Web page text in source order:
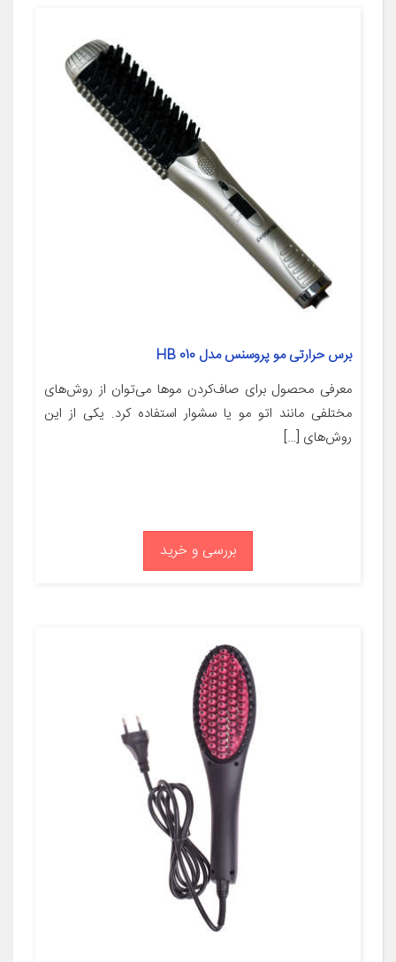
برس حرارتی مو پروسنس مدل HB 010
معرفی محصول برای صاف‌کردن موها می‌توان از روش‌های
مختلفی مانند اتو مو یا سشوار استفاده کرد. یکی از این
روش‌های […]
بررسی و خرید